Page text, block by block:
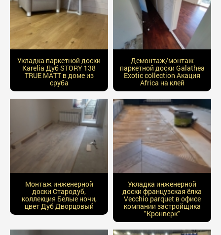
Укладка паркетной доски
Karelia Дуб STORY 138
TRUE MATT в доме из
сруба
Демонтаж/монтаж
паркетной доски Galathea
Exotic collection Акация
Africa на клей
Монтаж инженерной
доски Стародуб,
коллекция Белые ночи,
цвет Дуб Дворцовый
Укладка инженерной
доски французская ёлка
Vecchio parquet в офисе
компании застройщика
"Кронверк"